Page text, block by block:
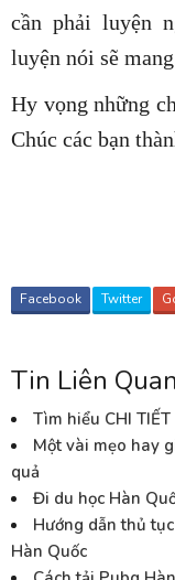
cần phải luyện
luyện nói sẽ
Hy vọng những
Chúc các bạn
Facebook Twitter
Tin Liên Quan
Tìm hiểu CHI
Một vài mẹo hay
quả
Đi du học Hàn
Hướng dẫn thủ
Hàn Quốc